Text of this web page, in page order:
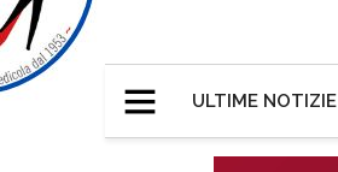
ULTIME NOTIZIE